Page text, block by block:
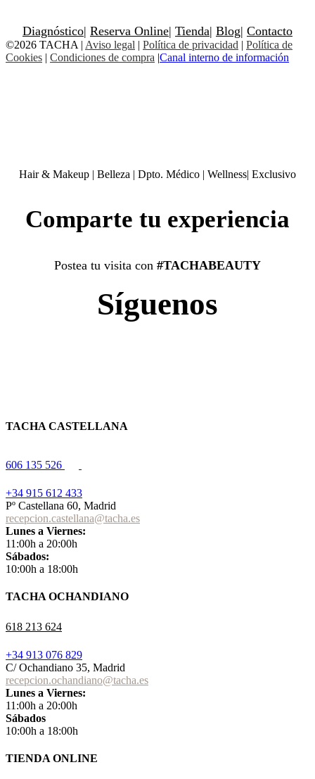
Diagnóstico| Reserva Online| Tienda| Blog| Contacto
©2026 TACHA | Aviso legal | Política de privacidad | Política de
Cookies | Condiciones de compra |Canal interno de información
Hair & Makeup | Belleza | Dpto. Médico | Wellness| Exclusivo
Comparte tu experiencia
Postea tu visita con #TACHABEAUTY
Síguenos
TACHA CASTELLANA
606 135 526
+34 915 612 433
Pº Castellana 60, Madrid
recepcion.castellana@tacha.es
Lunes a Viernes:
11:00h a 20:00h
Sábados:
10:00h a 18:00h
TACHA OCHANDIANO
618 213 624
+34 913 076 829
C/ Ochandiano 35, Madrid
recepcion.ochandiano@tacha.es
Lunes a Viernes:
11:00h a 20:00h
Sábados
10:00h a 18:00h
TIENDA ONLINE